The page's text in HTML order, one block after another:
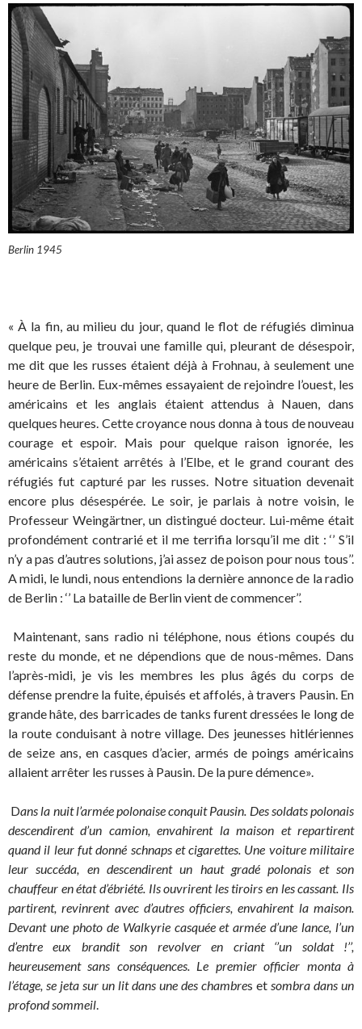
Berlin 1945
« À la fin, au milieu du jour, quand le flot de réfugiés diminua
quelque peu, je trouvai une famille qui, pleurant de désespoir,
me dit que les russes étaient déjà à Frohnau, à seulement une
heure de Berlin. Eux-mêmes essayaient de rejoindre l’ouest, les
américains et les anglais étaient attendus à Nauen, dans
quelques heures. Cette croyance nous donna à tous de nouveau
courage et espoir. Mais pour quelque raison ignorée, les
américains s’étaient arrêtés à l’Elbe, et le grand courant des
réfugiés fut capturé par les russes. Notre situation devenait
encore plus désespérée. Le soir, je parlais à notre voisin, le
Professeur Weingärtner, un distingué docteur. Lui-même était
profondément contrarié et il me terrifia lorsqu’il me dit : ‘’ S’il
n’y a pas d’autres solutions, j’ai assez de poison pour nous tous’’.
A midi, le lundi, nous entendions la dernière annonce de la radio
de Berlin : ‘’ La bataille de Berlin vient de commencer’’.
Maintenant, sans radio ni téléphone, nous étions coupés du
reste du monde, et ne dépendions que de nous-mêmes. Dans
l’après-midi, je vis les membres les plus âgés du corps de
défense prendre la fuite, épuisés et affolés, à travers Pausin. En
grande hâte, des barricades de tanks furent dressées le long de
la route conduisant à notre village. Des jeunesses hitlériennes
de seize ans, en casques d’acier, armés de poings américains
allaient arrêter les russes à Pausin. De la pure démence».
Dans la nuit l’armée polonaise conquit Pausin. Des soldats polonais
descendirent d’un camion, envahirent la maison et repartirent
quand il leur fut donné schnaps et cigarettes. Une voiture militaire
leur succéda, en descendirent un haut gradé polonais et son
chauffeur en état d’ébriété. Ils ouvrirent les tiroirs en les cassant. Ils
partirent, revinrent avec d’autres officiers, envahirent la maison.
Devant une photo de Walkyrie casquée et armée d’une lance, l’un
d’entre eux brandit son revolver en criant ‘’un soldat !’’,
heureusement sans conséquences. Le premier officier monta à
l’étage, se jeta sur un lit dans une des chambres et sombra dans un
profond sommeil.